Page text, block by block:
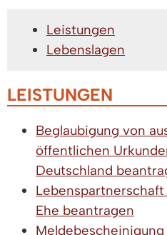
Leistungen
Lebenslagen
LEISTUNGEN
Beglaubigung von
öffentlichen
Deutschland
Ehe beantragen